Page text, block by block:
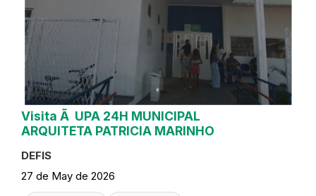
Visita Ã UPA 24H MUNICIPAL
ARQUITETA PATRICIA MARINHO
DEFIS
27 de May de 2026